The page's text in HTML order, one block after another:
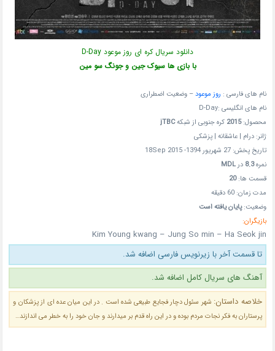
دانلود سریال کره ای روز موعود D-Day
با بازی ها سیوک جین و جونگ سو مین
نام های فارسی : روز موعود– وضعیت اضطراری
نام های انگلیسی :D-Day
محصول:2015 کره جنوبی از شبکهjTBC
ژانر: درام | عاشقانه | پزشکی
تاریخ پخش: 27 شهریور 1394- 18Sep 2015
نمره8.3 درMDL
قسمت ها:20
مدت زمان: 60 دقیقه
وضعیت:پایان یافته است
بازیگران:
Kim Young kwang – Jung So min – Ha Seok jin
تا قسمت آخر با زیرنویس فارسی اضافه شد.
آهنگ های سریال کامل اضافه شد.
خلاصه داستان: شهر سئول دچار فجایع طبیعی شده است . در این میان عده ای از پزشکان و
پرستاران به فکر نجات مردم بوده و در این راه قدم بر میدارند و جان خود را به خطر می اندازند…